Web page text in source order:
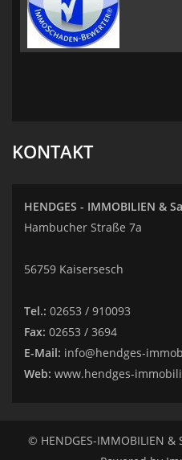
KONTAKT
HENDGES - IMMOBILIEN &
Hambucher Straße 7a
56759 Kaisersesch
Tel.: 02653 / 910093
Fax: 02653 / 3694
E-Mail: info@hendges-
Web: www.hendges-
© HENDGES-IMMOBILIEN &